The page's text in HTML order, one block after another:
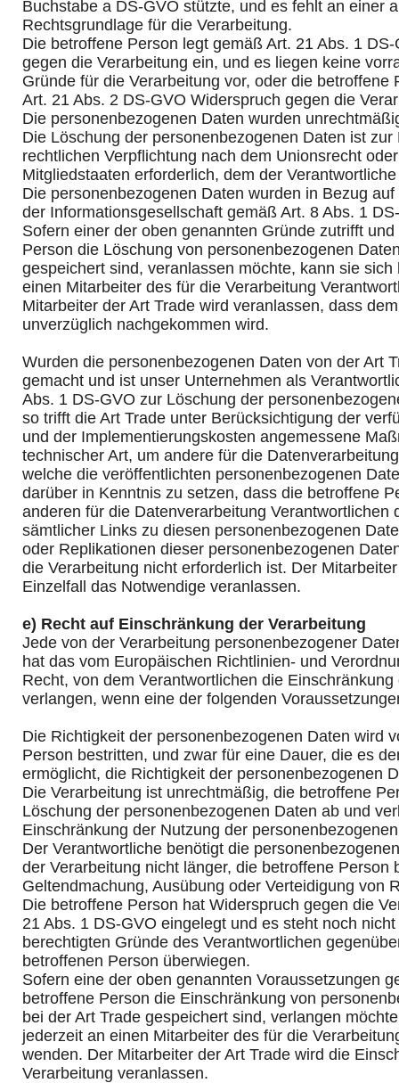
Buchstabe a DS-GVO stützte, und es fehlt an einer
Rechtsgrundlage für die Verarbeitung.
Die betroffene Person legt gemäß Art. 21 Abs. 1
gegen die Verarbeitung ein, und es liegen keine
Gründe für die Verarbeitung vor, oder die betroffene
Art. 21 Abs. 2 DS-GVO Widerspruch gegen die
Die personenbezogenen Daten wurden
Die Löschung der personenbezogenen Daten ist zur
rechtlichen Verpflichtung nach dem Unionsrecht
Mitgliedstaaten erforderlich, dem der
Die personenbezogenen Daten wurden in Bezug
der Informationsgesellschaft gemäß Art. 8 Abs. 1
Sofern einer der oben genannten Gründe zutrifft
Person die Löschung von personenbezogenen
gespeichert sind, veranlassen möchte, kann sie sich
einen Mitarbeiter des für die Verarbeitung
Mitarbeiter der Art Trade wird veranlassen, dass
unverzüglich nachgekommen wird.
Wurden die personenbezogenen Daten von der Art
gemacht und ist unser Unternehmen als
Abs. 1 DS-GVO zur Löschung der
so trifft die Art Trade unter Berücksichtigung der
und der Implementierungskosten angemessene
technischer Art, um andere für die
welche die veröffentlichten personenbezogenen
darüber in Kenntnis zu setzen, dass die betroffene
anderen für die Datenverarbeitung Verantwortlichen
sämtlicher Links zu diesen personenbezogenen
oder Replikationen dieser personenbezogenen
die Verarbeitung nicht erforderlich ist. Der
Einzelfall das Notwendige veranlassen.
e) Recht auf Einschränkung der Verarbeitung
Jede von der Verarbeitung personenbezogener
hat das vom Europäischen Richtlinien- und
Recht, von dem Verantwortlichen die
verlangen, wenn eine der folgenden
Die Richtigkeit der personenbezogenen Daten wird
Person bestritten, und zwar für eine Dauer, die es
ermöglicht, die Richtigkeit der personenbezogenen
Die Verarbeitung ist unrechtmäßig, die betroffene
Löschung der personenbezogenen Daten ab und
Einschränkung der Nutzung der
Der Verantwortliche benötigt die
der Verarbeitung nicht länger, die betroffene Person
Geltendmachung, Ausübung oder Verteidigung von
Die betroffene Person hat Widerspruch gegen die
21 Abs. 1 DS-GVO eingelegt und es steht noch
berechtigten Gründe des Verantwortlichen
betroffenen Person überwiegen.
Sofern eine der oben genannten Voraussetzungen
betroffene Person die Einschränkung von
bei der Art Trade gespeichert sind, verlangen
jederzeit an einen Mitarbeiter des für die
wenden. Der Mitarbeiter der Art Trade wird die
Verarbeitung veranlassen.